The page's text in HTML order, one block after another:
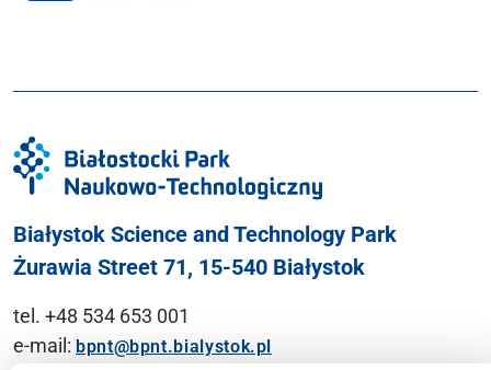
Białystok Science and Technology Park
Żurawia Street 71, 15-540 Białystok
tel. +48 534 653 001
e-mail: bpnt@bpnt.bialystok.pl